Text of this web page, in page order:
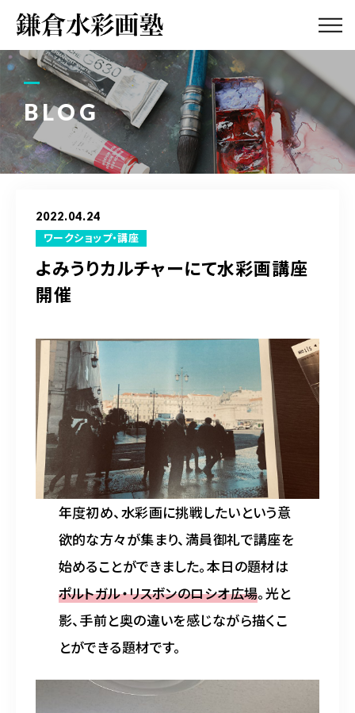
BLOG
2022.04.24
ワークショップ・講座
よみうりカルチャーにて水彩画講座
開催
年度初め、水彩画に挑戦したいという意
欲的な方々が集まり、満員御礼で講座を
始めることができました。本日の題材は
ポルトガル・リスボンのロシオ広場。光と
影、手前と奥の違いを感じながら描くこ
とができる題材です。
ABOUT
画塾紹介・
アクセス
LESSON
教室案内
水彩ブログ
CONTACT
お問い合わせ
MEMBER
塾生専用
体験レッスンの申込み
取材・制作のご依頼 作品購入